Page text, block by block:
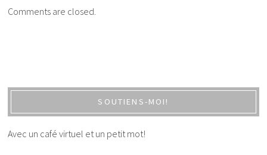
Comments are closed.
SOUTIENS-MOI!
Avec un café virtuel et un petit mot!